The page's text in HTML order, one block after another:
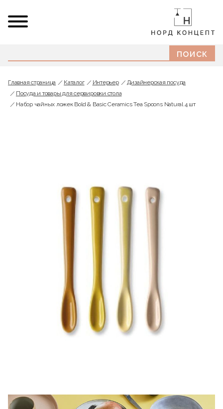
Главная страница Каталог Интерьер
Дизайнерская посуда
Посуда и товары для сервировки стола
Набор чайных ложек Bold & Basic Ceramics Tea Spoons Natural 4 шт